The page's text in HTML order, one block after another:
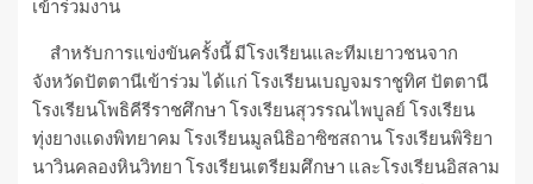
เข้าร่วมงาน
สำหรับการแข่งขันครั้งนี้ มีโรงเรียนและทีมเยาวชนจาก
จังหวัดปัตตานีเข้าร่วม ได้แก่ โรงเรียนเบญจมราชูทิศ ปัตตานี
โรงเรียนโพธิคีรีราชศึกษา โรงเรียนสุวรรณไพบูลย์ โรงเรียน
ทุ่งยางแดงพิทยาคม โรงเรียนมูลนิธิอาซิซสถาน โรงเรียนพิริยา
นาวินคลองหินวิทยา โรงเรียนเตรียมศึกษา และโรงเรียนอิสลาม